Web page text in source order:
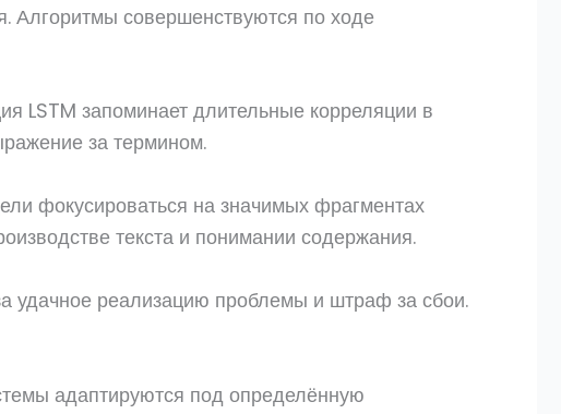
Алгоритмы совершенствуются по ходе
LSTM запоминает длительные корреляции в
за термином.
фокусироваться на значимых фрагментах
текста и понимании содержания.
удачное реализацию проблемы и штраф за сбои.
адаптируются под определённую